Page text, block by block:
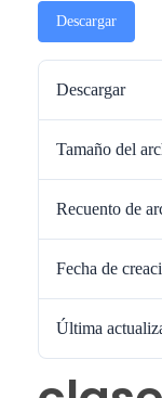
Descargar
Descargar
Tamaño del
Recuento de
Fecha de
Última